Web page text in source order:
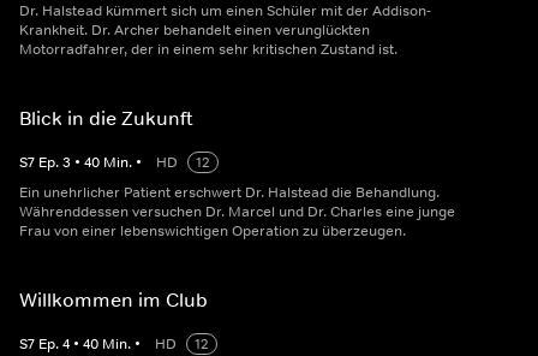
Dr. Halstead kümmert sich um einen Schüler mit der Addison-
Krankheit. Dr. Archer behandelt einen verunglückten
Motorradfahrer, der in einem sehr kritischen Zustand ist.
Blick in die Zukunft
S7 Ep.3 • 40 Min. • HD
12
Ein unehrlicher Patient erschwert Dr. Halstead die Behandlung.
Währenddessen versuchen Dr. Marcel und Dr. Charles eine junge
Frau von einer lebenswichtigen Operation zu überzeugen.
Willkommen im Club
S7 Ep.4 • 40 Min. • HD
12